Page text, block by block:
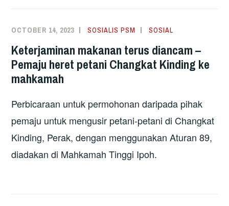
OCTOBER 14, 2023 SOSIALIS PSM SOSIAL
Keterjaminan makanan terus diancam –
Pemaju heret petani Changkat Kinding ke
mahkamah
Perbicaraan untuk permohonan daripada pihak
pemaju untuk mengusir petani-petani di Changkat
Kinding, Perak, dengan menggunakan Aturan 89,
diadakan di Mahkamah Tinggi Ipoh.